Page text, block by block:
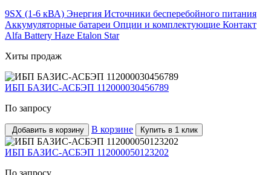
9SX (1-6 кВА) Энергия Источники бесперебойного питания
Аккумуляторные батареи Опции и комплектующие Контакт
Alfa Battery Haze Etalon Star
Хиты продаж
ИБП БАЗИС-АСБЭП 112000030456789
По запросу
Добавить в корзину В корзине Купить в 1 клик
ИБП БАЗИС-АСБЭП 112000050123202
По запросу